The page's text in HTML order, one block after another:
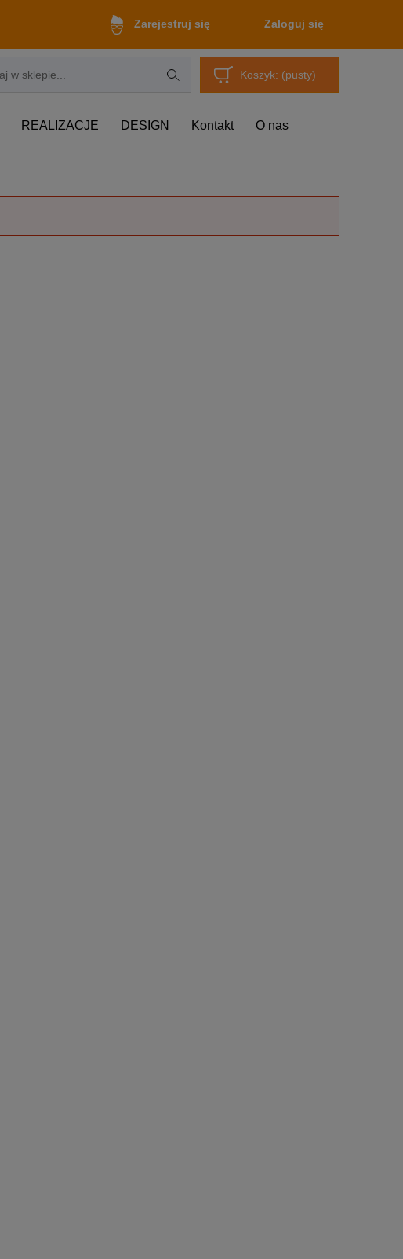
Zarejestruj się Zaloguj się
Koszyk: (pusty)
REALIZACJE DESIGN Kontakt O nas